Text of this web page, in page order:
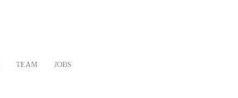
TEAM JOBS